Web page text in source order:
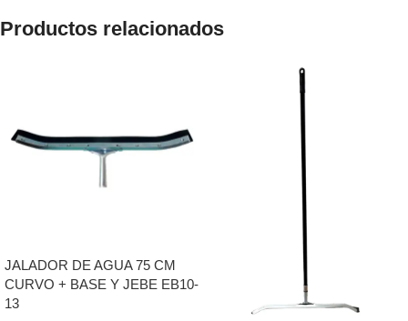
Productos relacionados
JALADOR DE AGUA 75 CM
CURVO + BASE Y JEBE EB10-
13